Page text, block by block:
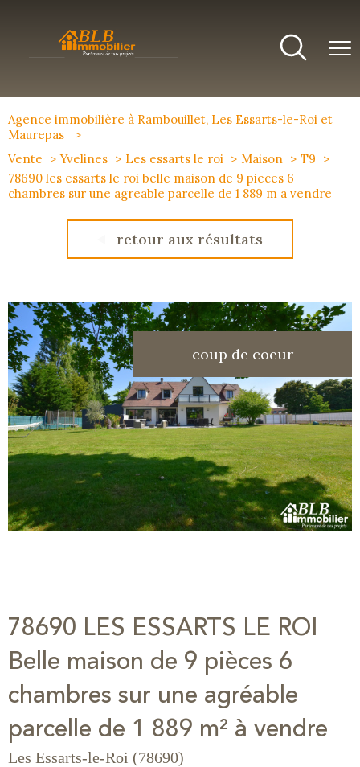
Agence immobilière à Rambouillet, Les Essarts-le-Roi et
Maurepas
Vente
Yvelines Les essarts le roi Maison
T9
78690 les essarts le roi belle maison de 9 pieces 6
chambres sur une agreable parcelle de 1 889 m a vendre
retour aux résultats
coup de coeur
78690 LES ESSARTS LE ROI
Belle maison de 9 pièces 6
chambres sur une agréable
parcelle de 1 889 m² à vendre
Les Essarts-le-Roi (78690)